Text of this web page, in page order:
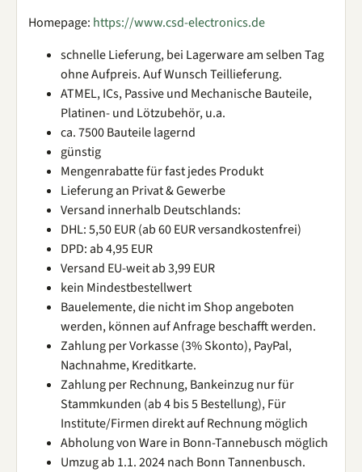
Homepage: https://www.csd-electronics.de
schnelle Lieferung, bei Lagerware am selben Tag
ohne Aufpreis. Auf Wunsch Teillieferung.
ATMEL, ICs, Passive und Mechanische Bauteile,
Platinen- und Lötzubehör, u.a.
ca. 7500 Bauteile lagernd
günstig
Mengenrabatte für fast jedes Produkt
Lieferung an Privat & Gewerbe
Versand innerhalb Deutschlands:
DHL: 5,50 EUR (ab 60 EUR versandkostenfrei)
DPD: ab 4,95 EUR
Versand EU-weit ab 3,99 EUR
kein Mindestbestellwert
Bauelemente, die nicht im Shop angeboten
werden, können auf Anfrage beschafft werden.
Zahlung per Vorkasse (3% Skonto), PayPal,
Nachnahme, Kreditkarte.
Zahlung per Rechnung, Bankeinzug nur für
Stammkunden (ab 4 bis 5 Bestellung), Für
Institute/Firmen direkt auf Rechnung möglich
Abholung von Ware in Bonn-Tannebusch möglich
Umzug ab 1.1. 2024 nach Bonn Tannenbusch.